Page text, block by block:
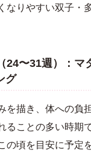
なりやすい双子・
24〜31週）：マ
グ
を描き、体への負
ることの多い時期
の頃を目安に予定